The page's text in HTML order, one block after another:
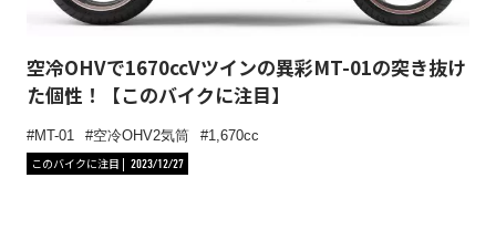
空冷OHVで1670ccVツインの異彩MT-01の突き抜け
た個性！【このバイクに注目】
MT-01 空冷OHV2気筒
1,670cc
このバイクに注目
2023/12/27